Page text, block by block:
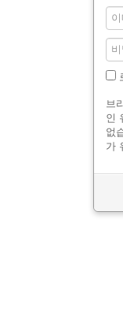
브
인
없
가